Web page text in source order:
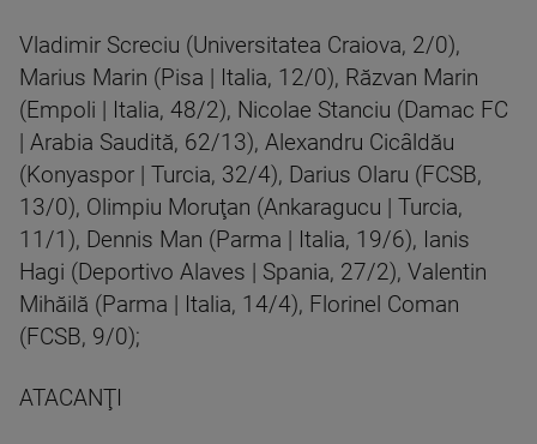
Vladimir Screciu (Universitatea Craiova, 2/0),
Marius Marin (Pisa | Italia, 12/0), Răzvan Marin
(Empoli | Italia, 48/2), Nicolae Stanciu (Damac FC
| Arabia Saudită, 62/13), Alexandru Cicâldău
(Konyaspor | Turcia, 32/4), Darius Olaru (FCSB,
13/0), Olimpiu Moruţan (Ankaragucu | Turcia,
11/1), Dennis Man (Parma | Italia, 19/6), Ianis
Hagi (Deportivo Alaves | Spania, 27/2), Valentin
Mihăilă (Parma | Italia, 14/4), Florinel Coman
(FCSB, 9/0);
ATACANŢI